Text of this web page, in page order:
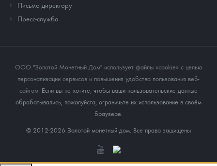
Письмо директору
Пресс-служба
ООО "Золотой Монетный Дом" использует файлы «cookie» с целью
персонализации сервисов и повышения удобства пользования веб-
сайтом. Если вы не хотите, чтобы ваши пользовательские данные
обрабатывались, пожалуйста, ограничьте их использование в своём
браузере.
© 2012-2026 Золотой монетный дом. Все права защищены